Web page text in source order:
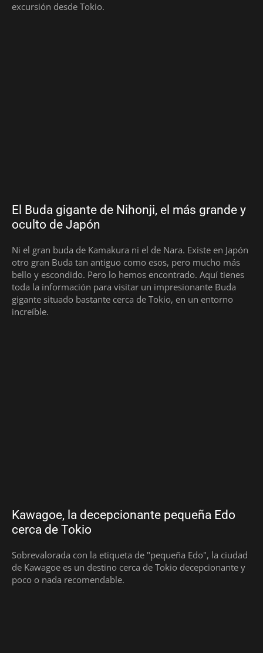
excursión desde Tokio.
El Buda gigante de Nihonji, el más grande y
oculto de Japón
Ni el gran buda de Kamakura ni el de Nara. Existe en Japón
otro gran Buda tan antiguo como esos, pero mucho más
bello y escondido. Pero lo hemos encontrado. Aquí tienes
toda la información para visitar un impresionante Buda
gigante situado bastante cerca de Tokio, en un entorno
increíble.
Kawagoe, la decepcionante pequeña Edo
cerca de Tokio
Sobrevalorada con la etiqueta de "pequeña Edo", la ciudad
de Kawagoe es un destino cerca de Tokio decepcionante y
poco o nada recomendable.